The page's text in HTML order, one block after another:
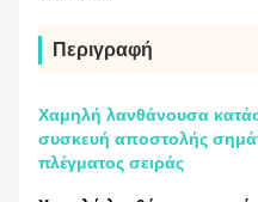
Περιγραφή
Χαμηλή λανθάνουσα
συσκευή αποστολής
πλέγματος σειράς